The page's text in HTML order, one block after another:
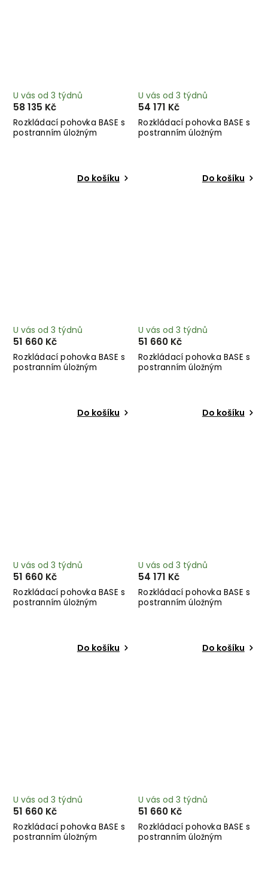
Rozkládací pohovka BASE s
postranním úložným
U vás od 3 týdnů
58 135 Kč
Do košíku
Rozkládací pohovka BASE s
postranním úložným
U vás od 3 týdnů
54 171 Kč
Do košíku
Rozkládací pohovka BASE s
postranním úložným
U vás od 3 týdnů
51 660 Kč
Do košíku
Rozkládací pohovka BASE s
postranním úložným
U vás od 3 týdnů
51 660 Kč
Do košíku
Rozkládací pohovka BASE s
postranním úložným
U vás od 3 týdnů
51 660 Kč
Do košíku
Rozkládací pohovka BASE s
postranním úložným
U vás od 3 týdnů
54 171 Kč
Do košíku
Rozkládací pohovka BASE s
postranním úložným
U vás od 3 týdnů
51 660 Kč
Rozkládací pohovka BASE s
postranním úložným
U vás od 3 týdnů
51 660 Kč